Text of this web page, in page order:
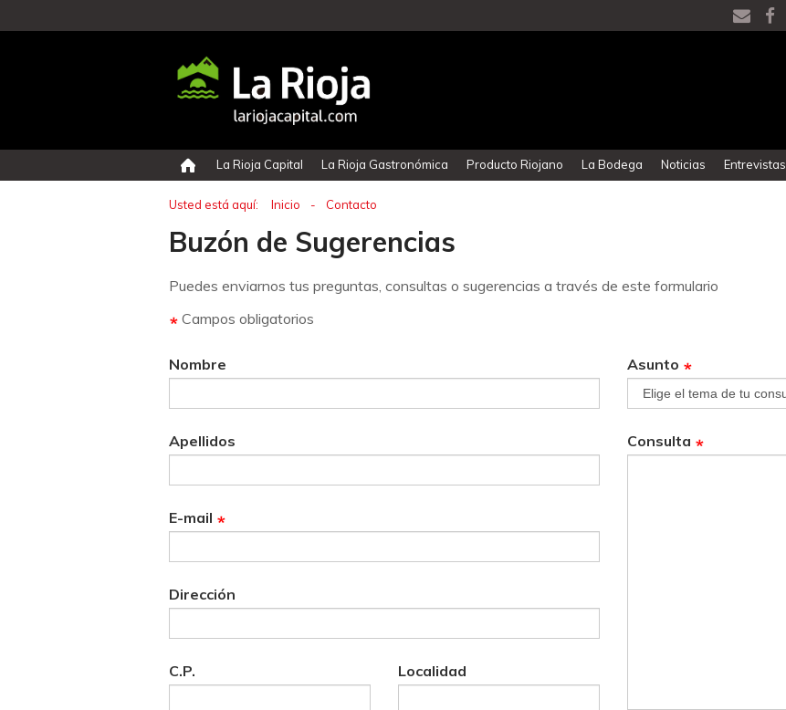
La Rioja Capital La Rioja Gastronómica Producto Riojano La Bodega Noticias Entrevistas
Usted está aquí: Inicio - Contacto
Buzón de Sugerencias
Puedes enviarnos tus preguntas, consultas o sugerencias a través de este formulario
Campos obligatorios
Nombre
Apellidos
E-mail
Dirección
C.P. Localidad
Asunto
Consulta